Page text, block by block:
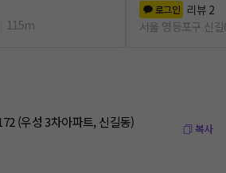
115m
로그인 리뷰 2
서울 영등포구 신
(우성 3차아파트, 신길동) 복사